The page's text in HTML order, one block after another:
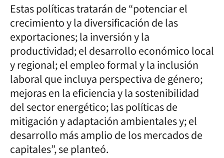
Estas políticas tratarán de “potenciar el
crecimiento y la diversificación de las
exportaciones; la inversión y la
productividad; el desarrollo económico local
y regional; el empleo formal y la inclusión
laboral que incluya perspectiva de género;
mejoras en la eficiencia y la sostenibilidad
del sector energético; las políticas de
mitigación y adaptación ambientales y; el
desarrollo más amplio de los mercados de
capitales”, se planteó.